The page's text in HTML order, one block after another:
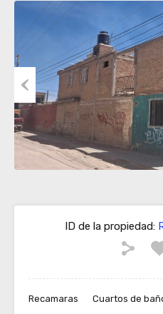
Previous
ID de la propiedad:
Recamaras Cuartos de